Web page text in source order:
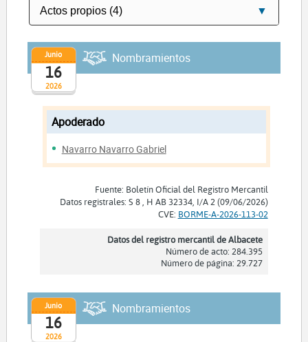
2026
Junio
16
Nombramientos
Apoderado
Navarro Navarro Gabriel
Fuente: Boletín Oficial del Registro Mercantil
Datos registrales: S 8 , H AB 32334, I/A 2 (09/06/2026)
CVE: BORME-A-2026-113-02
Datos del registro mercantil de Albacete
Número de acto: 284.395
Número de página: 29.727
2026
Junio
16
Nombramientos